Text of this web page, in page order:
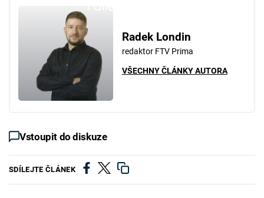
Radek Londin
redaktor FTV Prima
VŠECHNY ČLÁNKY AUTORA
Vstoupit do diskuze
SDÍLEJTE ČLÁNEK